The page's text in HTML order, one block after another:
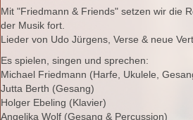
Mit "Friedmann & Friends" setzen wir die
der Musik fort.
Lieder von Udo Jürgens, Verse & neue
Es spielen, singen und sprechen:
Michael Friedmann (Harfe, Ukulele,
Jutta Berth (Gesang)
Holger Ebeling (Klavier)
Angelika Wolf (Gesang & Percussion)